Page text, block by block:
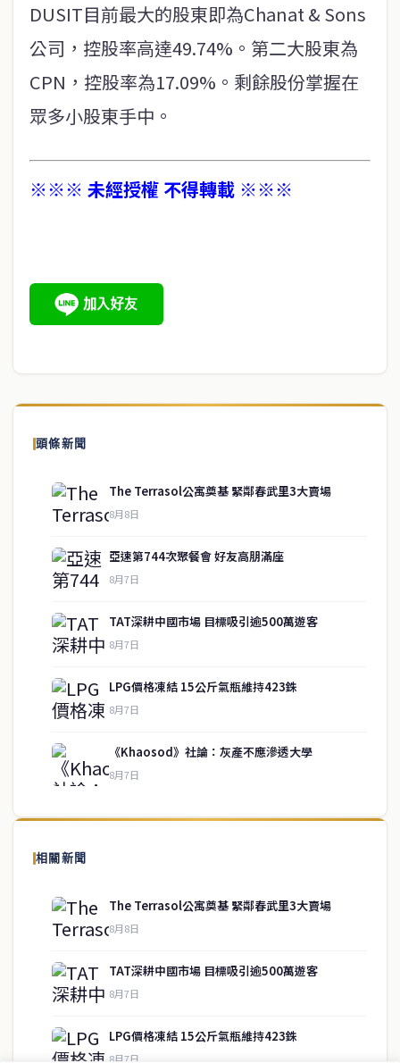
DUSIT目前最大的股東即為Chanat & Sons
公司，控股率高達49.74%。第二大股東為
CPN，控股率為17.09%。剩餘股份掌握在
眾多小股東手中。
※※※ 未經授權 不得轉載 ※※※
頭條新聞
The Terrasol公寓奠基 緊鄰春武里3大賣場
8月8日
亞速第744次聚餐會 好友高朋滿座
8月7日
TAT深耕中國市場 目標吸引逾500萬遊客
8月7日
LPG價格凍結 15公斤氣瓶維持423銖
8月7日
《Khaosod》社論：灰產不應滲透大學
8月7日
相關新聞
The Terrasol公寓奠基 緊鄰春武里3大賣場
8月8日
TAT深耕中國市場 目標吸引逾500萬遊客
8月7日
LPG價格凍結 15公斤氣瓶維持423銖
8月7日
關於我們
泰國中文新聞（TCN）是一家總部設於曼谷的中文新聞媒體，致力於
供即時、客觀、多元的中文新聞內容。
房地產
service@thaichinesenews.com